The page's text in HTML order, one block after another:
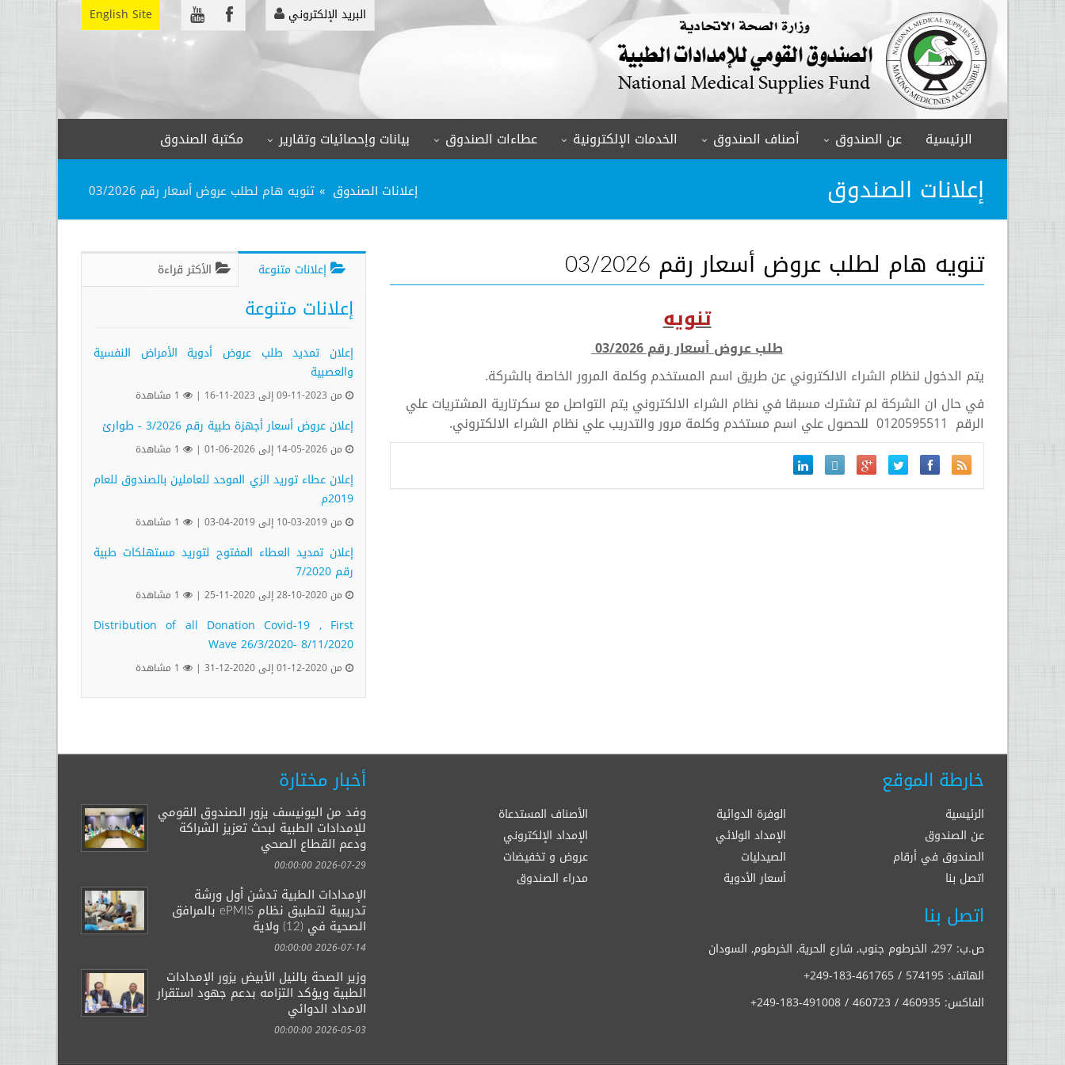
English Site البريد الإلكتروني
الرئيسية عن الصندوق أصناف الصندوق الخدمات الإلكترونية عطاءات الصندوق بيانات وإحصائيات وتقارير مكتبة الصندوق
إعلانات الصندوق إعلانات الصندوق تنويه هام لطلب عروض أسعار رقم 03/2026
تنويه هام لطلب عروض أسعار رقم 03/2026
تنويه
طلب عروض أسعار رقم 03/2026
يتم الدخول لنظام الشراء الالكتروني عن طريق اسم المستخدم وكلمة المرور الخاصة بالشركة.
في حال ان الشركة لم تشترك مسبقا في نظام الشراء الالكتروني يتم التواصل مع سكرتارية المشتريات علي
الرقم 0120595511 للحصول علي اسم مستخدم وكلمة مرور والتدريب علي نظام الشراء الالكتروني
.
إعلانات متنوعة الأكثر قراءة
إعلانات متنوعة
إعلان تمديد طلب عروض أدوية الأمراض النفسية
والعصبية
من 2023-11-09 إلى 2023-11-16 |
إعلان عروض أسعار أجهزة طبية رقم 3/2026 - طوارئ
من 2026-05-14 إلى 2026-06-01 |
إعلان عطاء توريد الزي الموحد للعاملين بالصندوق للعام
2019م
من 2019-03-10 إلى 2019-04-03 |
إعلان تمديد العطاء المفتوح لتوريد مستهلكات طبية
رقم 7/2020
من 2020-10-28 إلى 2020-11-25 |
Distribution of all Donation Covid-19 , First
Wave 26/3/2020- 8/11/2020
من 2020-12-01 إلى 2020-12-31 |
خارطة الموقع
الرئيسية الوفرة الدوائية
الأصناف المستدعاة
عن الصندوق
الإمداد الولائي
الإمداد الإلكتروني
الصندوق في أرقام
الصيدليات
عروض و تخفيضات
اتصل بنا
أسعار الأدوية مدراء الصندوق
اتصل بنا
ص.ب: 297, الخرطوم جنوب, شارع الحرية, الخرطوم, السودان
الهاتف: +249-183-461765 / 574195
الفاكس: +249-183-491008 / 460723 / 460935
أخبار مختارة
وفد من اليونيسف يزور الصندوق القومي
للإمدادات الطبية لبحث تعزيز الشراكة
ودعم القطاع الصحي
2026-07-29 00:00:00
الإمدادات الطبية تدشن أول ورشة
تدريبية لتطبيق نظام ePMIS بالمرافق
الصحية في (12) ولاية
2026-07-14 00:00:00
وزير الصحة بالنيل الأبيض يزور الإمدادات
الطبية ويؤكد التزامه بدعم جهود استقرار
الامداد الدوائي
2026-05-03 00:00:00